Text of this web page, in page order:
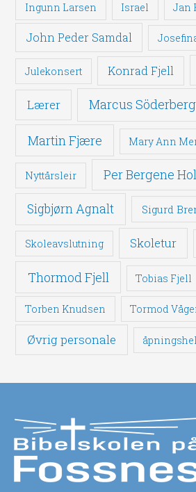
Ingunn Larsen Israel Jan
John Peder Samdal
Julekonsert Konrad Fjell
Lærer Marcus Söderberg
Martin Fjære Mary Ann
Nyttårsleir Per Bergene
Sigbjørn Agnalt Sigurd
Skoleavslutning Skoletur
Thormod Fjell Tobias Fjell
Torben Knudsen Tormod
Øvrig personale